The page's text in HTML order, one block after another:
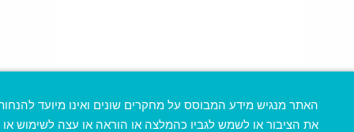
₪247
האתר מנגיש מידע המבוסס על מחקרים שונים ואינו מיועד
את הציבור או לשמש לגביו כהמלצה או הוראה או עצה לשימוש או